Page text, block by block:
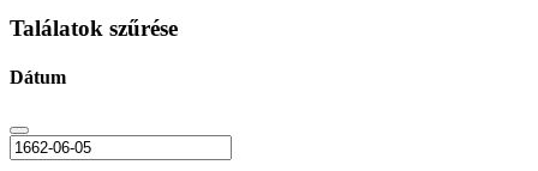
Találatok szűrése
Dátum